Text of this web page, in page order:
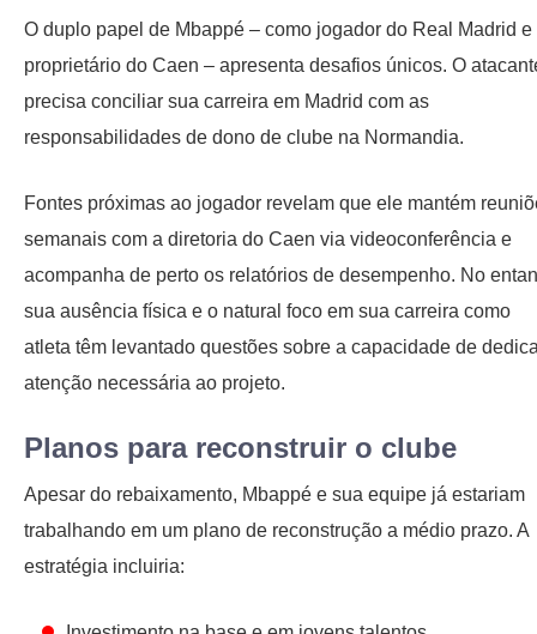
O duplo papel de Mbappé – como jogador do Real Madrid e
proprietário do Caen – apresenta desafios únicos. O
precisa conciliar sua carreira em Madrid com as
responsabilidades de dono de clube na Normandia.
Fontes próximas ao jogador revelam que ele mantém
semanais com a diretoria do Caen via videoconferência e
acompanha de perto os relatórios de desempenho. No
sua ausência física e o natural foco em sua carreira como
atleta têm levantado questões sobre a capacidade de
atenção necessária ao projeto.
Planos para reconstruir o clube
Apesar do rebaixamento, Mbappé e sua equipe já estariam
trabalhando em um plano de reconstrução a médio prazo. A
estratégia incluiria: